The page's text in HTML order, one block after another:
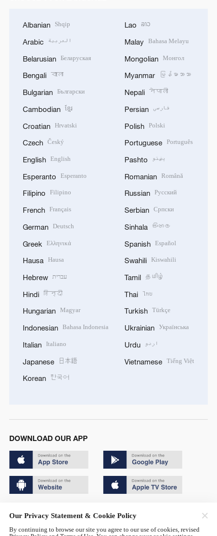
Albanian Shqip
Arabic العربية
Belarusian Беларуская
Bengali বাংলা
Bulgarian Български
Cambodian ខ្មែរ
Croatian Hrvatski
Czech Český
English English
Esperanto Esperanto
Filipino Filipino
French Français
German Deutsch
Greek Ελληνικά
Hausa Hausa
Hebrew עברית
Hindi हिन्दी
Hungarian Magyar
Indonesian Bahasa Indonesia
Italian Italiano
Japanese 日本語
Korean 한국어
Lao ລາວ
Malay Bahasa Melayu
Mongolian Монгол
Myanmar မြန်မာဘာသာ
Nepali नेपाली
Persian فارسی
Polish Polski
Portuguese Português
Pashto پښتو
Romanian Română
Russian Русский
Serbian Српски
Sinhala සිංහල
Spanish Español
Swahili Kiswahili
Tamil தமிழ்
Thai ไทย
Turkish Türkçe
Ukrainian Українська
Urdu اردو
Vietnamese Tiếng Việt
DOWNLOAD OUR APP
Our Privacy Statement & Cookie Policy
By continuing to browse our site you agree to our use of cookies, revised